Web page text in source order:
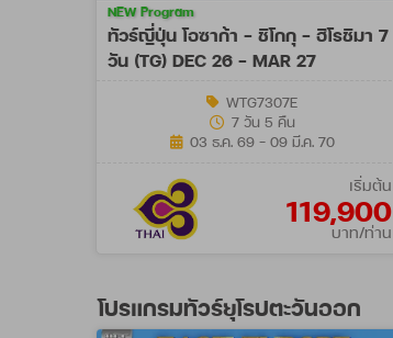
ทัวร์ญี่ปุ่น โอซาก้า - ชิโกกุ - ฮิโรชิมา 7
วัน (TG) DEC 26 - MAR 27
NEW Program
WTG7307E
7 วัน 5 คืน
03 ธ.ค. 69 - 09 มี.ค. 70
เริ่มต้น
119,900
บาท/ท่าน
โปรแกรมทัวร์ยุโรปตะวันออก